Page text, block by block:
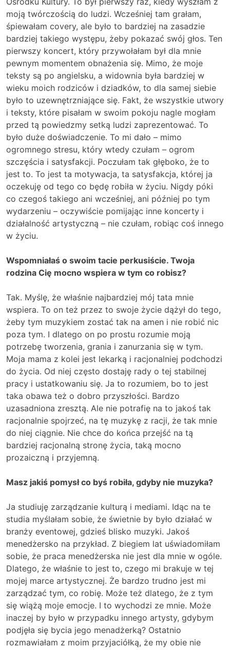
moją twórczością do ludzi. Wcześniej tam grałam,
śpiewałam covery, ale było to bardziej na zasadzie
bardziej takiego występu, żeby pokazać swój głos. Ten
pierwszy koncert, który przywołałam był dla mnie
pewnym momentem obnażenia się. Mimo, że moje
teksty są po angielsku, a widownia była bardziej w
wieku moich rodziców i dziadków, to dla samej siebie
było to uzewnętrzniające się. Fakt, że wszystkie utwory
i teksty, które pisałam w swoim pokoju nagle mogłam
przed tą powiedzmy setką ludzi zaprezentować. To
było duże doświadczenie. To mi dało – mimo
ogromnego stresu, który wtedy czułam – ogrom
szczęścia i satysfakcji. Poczułam tak głęboko, że to
jest to. To jest ta motywacja, ta satysfakcja, której ja
oczekuję od tego co będę robiła w życiu. Nigdy póki
co czegoś takiego ani wcześniej, ani później po tym
wydarzeniu – oczywiście pomijając inne koncerty i
działalność artystyczną – nie czułam, robiąc coś innego
w życiu.
Wspomniałaś o swoim tacie perkusiście. Twoja
rodzina Cię mocno wspiera w tym co robisz?
Tak. Myślę, że właśnie najbardziej mój tata mnie
wspiera. To on też przez to swoje życie dążył do tego,
żeby tym muzykiem zostać tak na amen i nie robić nic
poza tym. I dlatego on po prostu rozumie moją
potrzebę tworzenia, grania i zanurzania się w tym.
Moja mama z kolei jest lekarką i racjonalniej podchodzi
do życia. Od niej często dostaję rady o tej stabilnej
pracy i ustatkowaniu się. Ja to rozumiem, bo to jest
taka obawa też o dobro przyszłości. Bardzo
uzasadniona zresztą. Ale nie potrafię na to jakoś tak
racjonalnie spojrzeć, na tę muzykę z racji, że tak mnie
do niej ciągnie. Nie chce do końca przejść na tą
bardziej racjonalną stronę życia, taką mocno
prozaiczną i przyjemną.
Masz jakiś pomysł co byś robiła, gdyby nie muzyka?
Ja studiuję zarządzanie kulturą i mediami. Idąc na te
studia myślałam sobie, że świetnie by było działać w
branży eventowej, gdzieś blisko muzyki. Jakoś
menedżersko na przykład. Z biegiem lat uświadomiłam
sobie, że praca menedżerska nie jest dla mnie w ogóle.
Dlatego, że właśnie to jest to, czego mi brakuje w tej
mojej marce artystycznej. Że bardzo trudno jest mi
zarządzać tym, co robię. Może też dlatego, że z tym
się wiążą moje emocje. I to wychodzi ze mnie. Może
inaczej by było w przypadku innego artysty, gdybym
podjęła się bycia jego menadżerką? Ostatnio
rozmawiałam z moim przyjaciółką, że my obie nie